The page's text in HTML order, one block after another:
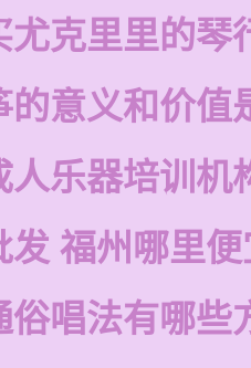
尤克里里的琴
的意义和价值
人乐器培训机
发 福州哪里
俗唱法有哪些